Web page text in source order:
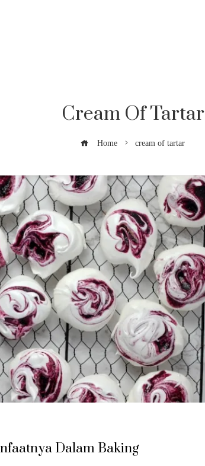
Cream Of Tartar
Home cream of tartar
Dalam Baking